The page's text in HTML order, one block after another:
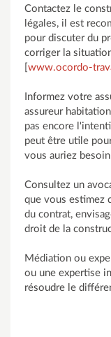
Contactez le
légales, il est
pour discuter du
corriger la
www.ocordo-
Informez votre
assureur
pas encore
peut être utile
vous auriez
Consultez un
que vous estimez
du contrat,
droit de la
Médiation ou
ou une expertise
résoudre le